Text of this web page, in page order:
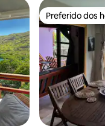
Preferido dos
Preferido dos